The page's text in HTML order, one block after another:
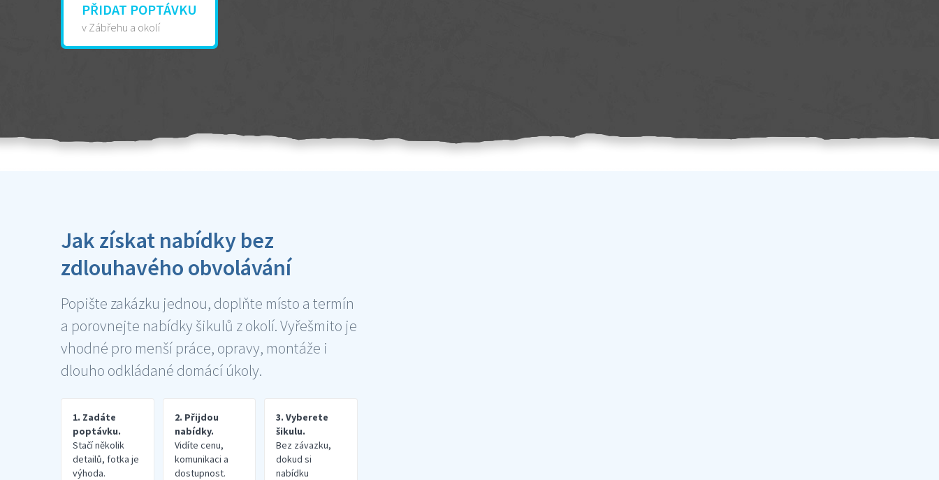
PŘIDAT POPTÁVKU
v Zábřehu a okolí
Jak získat nabídky bez
zdlouhavého obvolávání
Popište zakázku jednou, doplňte místo a termín
a porovnejte nabídky šikulů z okolí. Vyřešmito je
vhodné pro menší práce, opravy, montáže i
dlouho odkládané domácí úkoly.
1. Zadáte
poptávku.
Stačí několik
detailů, fotka je
výhoda.
2. Přijdou
nabídky.
Vidíte cenu,
komunikaci a
dostupnost.
3. Vyberete
šikulu.
Bez závazku,
dokud si
nabídku